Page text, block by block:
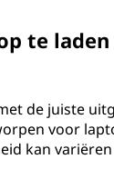
te laden
de juiste
voor
kan